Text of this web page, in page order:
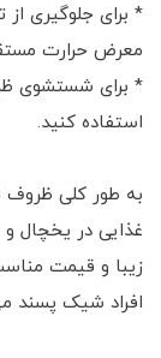
* برای جلوگیری
معرض حرارت
* برای شستشوی
استفاده کنید.
به طور کلی ظروف
غذایی در یخچال و
زیبا و قیمت
افراد شیک پسند